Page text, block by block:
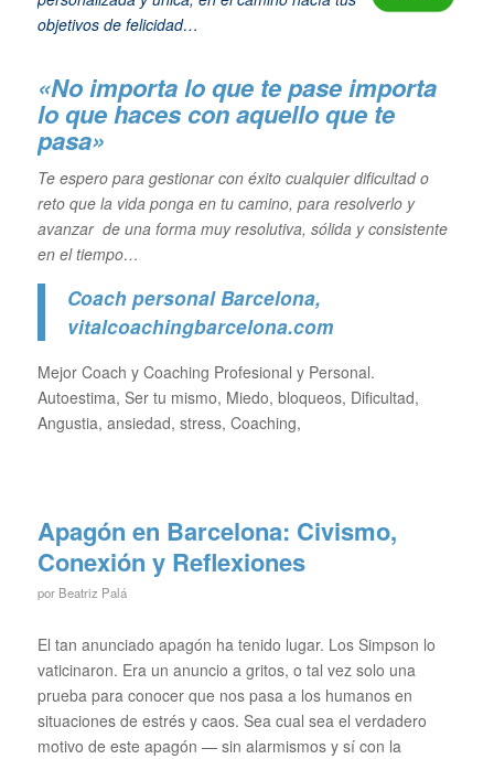
objetivos de felicidad…
«No importa lo que te pase importa
lo que haces con aquello que te
pasa»
Te espero para gestionar con éxito cualquier dificultad o
reto que la vida ponga en tu camino, para resolverlo y
avanzar de una forma muy resolutiva, sólida y consistente
en el tiempo…
Coach personal Barcelona,
vitalcoachingbarcelona.com
Mejor Coach y Coaching Profesional y Personal.
Autoestima, Ser tu mismo, Miedo, bloqueos, Dificultad,
Angustia, ansiedad, stress, Coaching,
Apagón en Barcelona: Civismo,
Conexión y Reflexiones
por Beatriz Palá
El tan anunciado apagón ha tenido lugar. Los Simpson lo
vaticinaron. Era un anuncio a gritos, o tal vez solo una
prueba para conocer que nos pasa a los humanos en
situaciones de estrés y caos. Sea cual sea el verdadero
motivo de este apagón — sin alarmismos y sí con la